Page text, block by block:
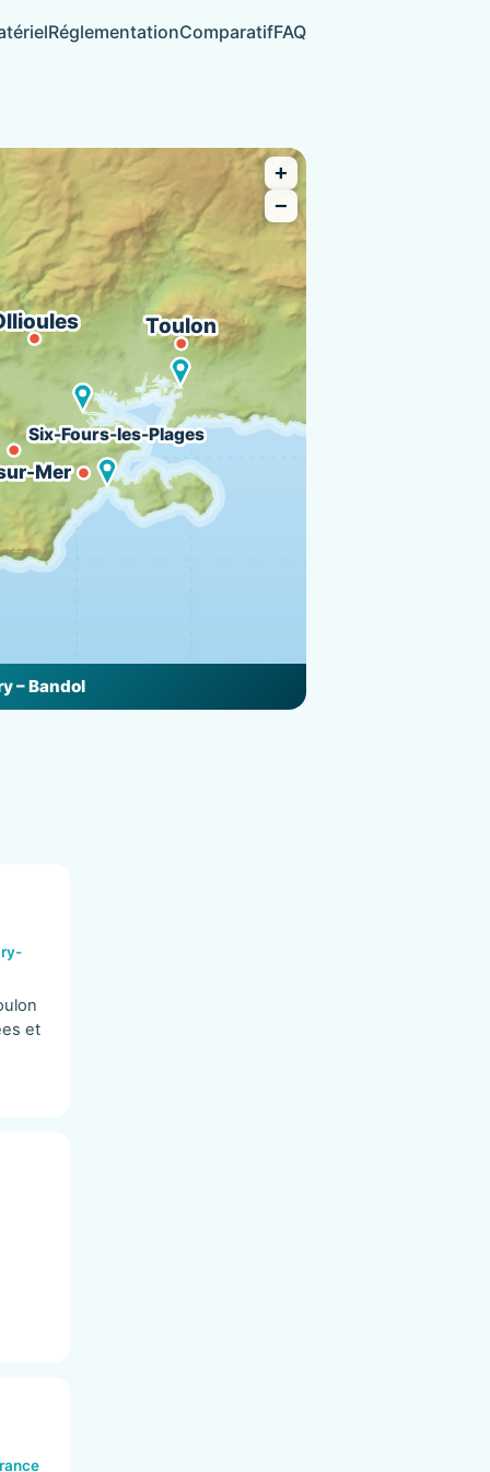
RéglementationComparatifFAQ
+
−
Toulon
Six-Fours-les-Plages
Mer
– Bandol
et